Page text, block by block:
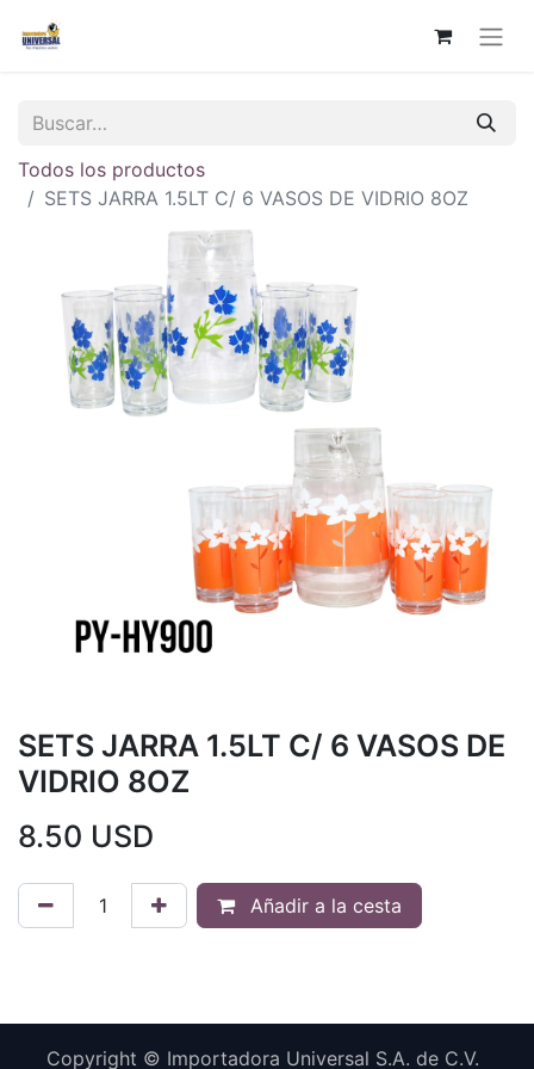
Todos los productos
SETS JARRA 1.5LT C/ 6 VASOS DE VIDRIO 8OZ
SETS JARRA 1.5LT C/ 6 VASOS DE
VIDRIO 8OZ
8.50 USD
Añadir a la cesta
Copyright © Importadora Universal S.A. de C.V.